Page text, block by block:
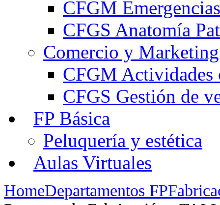
CFGM
CFGS Anatomía
Comercio y Marketing
CFGM Actividades
CFGS Gestión de
FP Básica
Peluquería y estética
Aulas Virtuales
HomeDepartamentos FP